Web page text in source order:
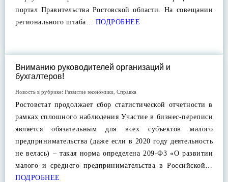
портал Правительства Ростовской области. На совещании
регионального штаба… ПОДРОБНЕЕ
Вниманию руководителей организаций и
бухгалтеров!
Новость в рубрике: Развитие экономики Справка
Ростовстат продолжает сбор статистической отчетности в
рамках сплошного наблюдения Участие в бизнес-переписи
является обязательным для всех субъектов малого
предпринимательства (даже если в 2020 году деятельность
не велась) – такая норма определена 209-ФЗ «О развитии
малого и среднего предпринимательства в Российской…
ПОДРОБНЕЕ